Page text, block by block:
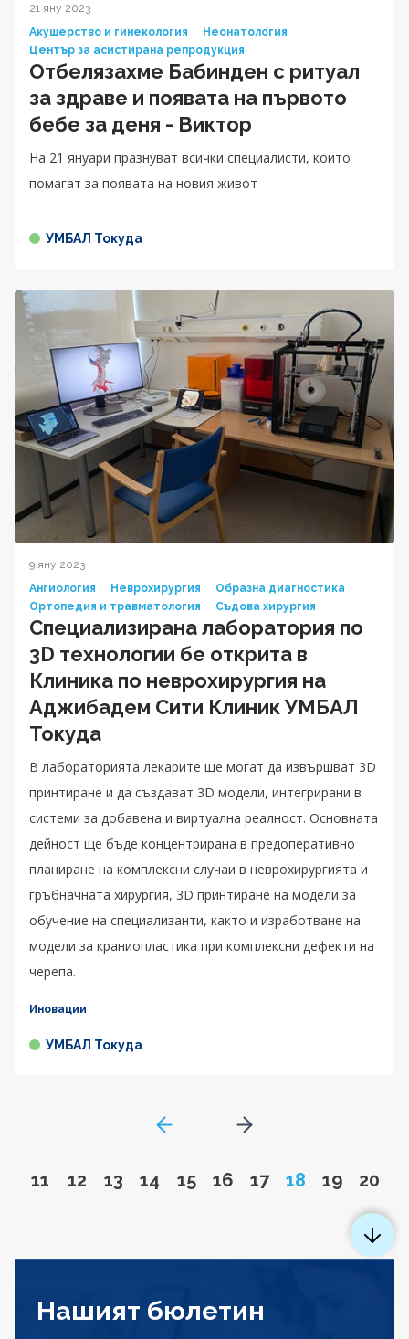
21 яну 2023
Акушерство и гинекология
Неонатология
Център за асистирана репродукция
Отбелязахме Бабинден с ритуал
за здраве и появата на първото
бебе за деня - Виктор
На 21 януари празнуват всички специалисти, които
помагат за появата на новия живот
УМБАЛ Токуда
9 яну 2023
Ангиология
Неврохирургия
Образна диагностика
Ортопедия и травматология
Съдова хирургия
Специализирана лаборатория по
3D технологии бе открита в
Клиника по неврохирургия на
Аджибадем Сити Клиник УМБАЛ
Токуда
В лабораторията лекарите ще могат да извършват 3D
принтиране и да създават 3D модели, интегрирани в
системи за добавена и виртуална реалност. Основната
дейност ще бъде концентрирана в предоперативно
планиране на комплексни случаи в неврохирургията и
гръбначната хирургия, 3D принтиране на модели за
обучение на специализанти, както и изработване на
модели за краниопластика при комплексни дефекти на
черепа.
Иновации
УМБАЛ Токуда
GoToPreviousPage
Go to page
11 Go to page
12 Go to page
13 Go to page
14 Go to page
15 Go to page
16 Go to page
17 Page
18 Go to
19 Go
20
Go to next page
Нашият бюлетин